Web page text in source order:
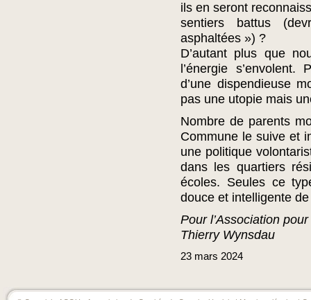
ils en seront
sentiers battus
asphaltées ») ?
D’autant plus que
l’énergie
d’une dispendieuse
pas une utopie mais
Nombre de parents
Commune le suive et
une politique
dans les quartiers
écoles. Seules ce
douce et intelligente
Pour l’Association
Thierry Wynsdau
23 mars 2024